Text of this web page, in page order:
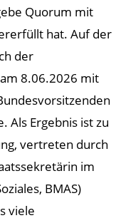
Quorum mit
hat. Auf der
der
8.06.2026 mit
Als Ergebnis ist zu
vertreten durch
im
BMAS)
viele